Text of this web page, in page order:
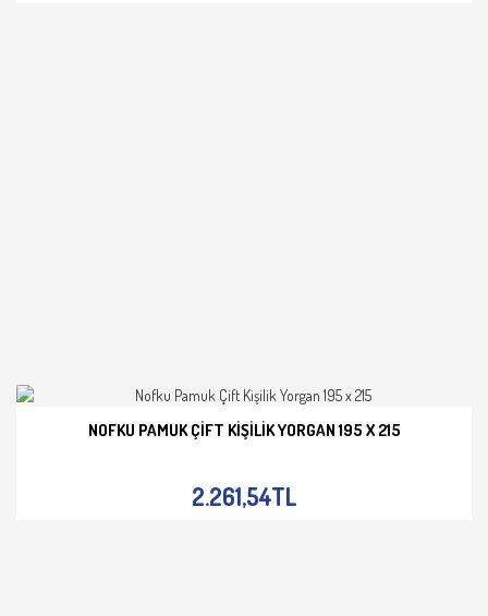
NOFKU PAMUK ÇIFT KIŞILIK YORGAN 195 X 215
2.261,54TL